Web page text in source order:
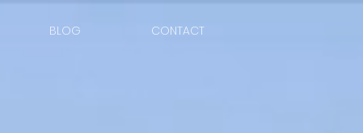
BLOG CONTACT